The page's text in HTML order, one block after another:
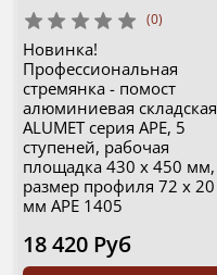
(0)
Новинка!
Профессиональная
стремянка - помост
алюминиевая складская
ALUMET серия APE, 5
ступеней, рабочая
площадка 430 х 450 мм,
размер профиля 72 х 20
мм APE 1405
18 420 Руб